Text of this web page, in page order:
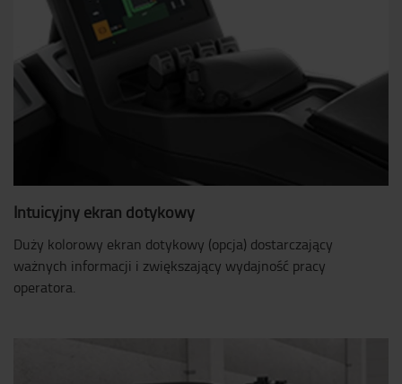
Intuicyjny ekran dotykowy
Duży kolorowy ekran dotykowy (opcja) dostarczający
ważnych informacji i zwiększający wydajność pracy
operatora.